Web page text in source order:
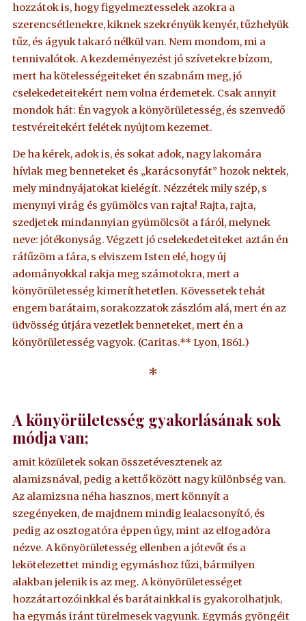
hozzátok is, hogy figyelmeztesselek azokra a
szerencsétlenekre, kiknek szekrényük kenyér, tűzhelyük
tűz, és ágyuk takaró nélkül van. Nem mondom, mi a
tennivalótok. A kezdeményezést jó szívetekre bízom,
mert ha kötelességeiteket én szabnám meg, jó
cselekedeteitekért nem volna érdemetek. Csak annyit
mondok hát: Én vagyok a könyörületesség, és szenvedő
testvéreitekért felétek nyújtom kezemet.
De ha kérek, adok is, és sokat adok, nagy lakomára
hívlak meg benneteket és „karácsonyfát” hozok nektek,
mely mindnyájatokat kielégít. Nézzétek mily szép, s
menynyi virág és gyümölcs van rajta! Rajta, rajta,
szedjetek mindannyian gyümölcsöt a fáról, melynek
neve: jótékonyság. Végzett jó cselekedeteiteket aztán én
ráfűzöm a fára, s elviszem Isten elé, hogy új
adományokkal rakja meg számotokra, mert a
könyörületesség kimeríthetetlen. Kövessetek tehát
engem barátaim, sorakozzatok zászlóm alá, mert én az
üdvösség útjára vezetlek benneteket, mert én a
könyörületesség vagyok. (Caritas.** Lyon, 1861.)
*
A könyörületesség gyakorlásának sok
módja van;
amit közületek sokan összetévesztenek az
alamizsnával, pedig a kettő között nagy különbség van.
Az alamizsna néha hasznos, mert könnyít a
szegényeken, de majdnem mindig lealacsonyító, és
pedig az osztogatóra éppen úgy, mint az elfogadóra
nézve. A könyörületesség ellenben a jótevőt és a
lekötelezettet mindig egymáshoz fűzi, bármilyen
alakban jelenik is az meg. A könyörületességet
hozzátartozóinkkal és barátainkkal is gyakorolhatjuk,
ha egymás iránt türelmesek vagyunk. Egymás gyöngéit